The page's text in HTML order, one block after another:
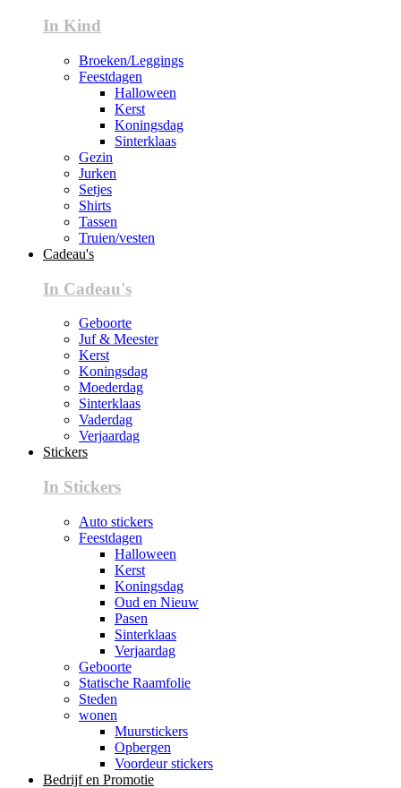
In Kind
Broeken/Leggings
Feestdagen
Halloween
Kerst
Koningsdag
Sinterklaas
Gezin
Jurken
Setjes
Shirts
Tassen
Truien/vesten
Cadeau's
In Cadeau's
Geboorte
Juf & Meester
Kerst
Koningsdag
Moederdag
Sinterklaas
Vaderdag
Verjaardag
Stickers
In Stickers
Auto stickers
Feestdagen
Halloween
Kerst
Koningsdag
Oud en Nieuw
Pasen
Sinterklaas
Verjaardag
Geboorte
Statische Raamfolie
Steden
wonen
Muurstickers
Opbergen
Voordeur stickers
Bedrijf en Promotie